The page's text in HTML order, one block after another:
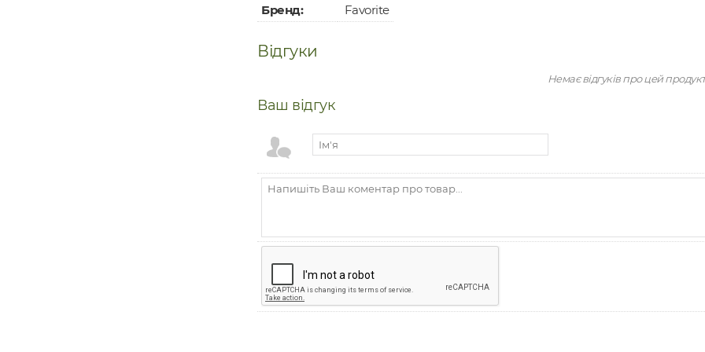
Бренд: Favorite
Відгуки
Немає відгуків про цей продукт
Ваш відгук